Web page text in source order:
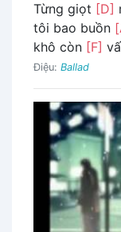
Từng giọt [D]
tôi bao buồn
khô còn [F]
Điệu: Ballad